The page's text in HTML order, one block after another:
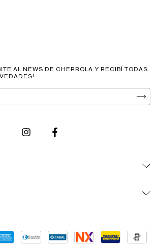
AL NEWS DE CHERROLA Y RECIBÍ TODAS